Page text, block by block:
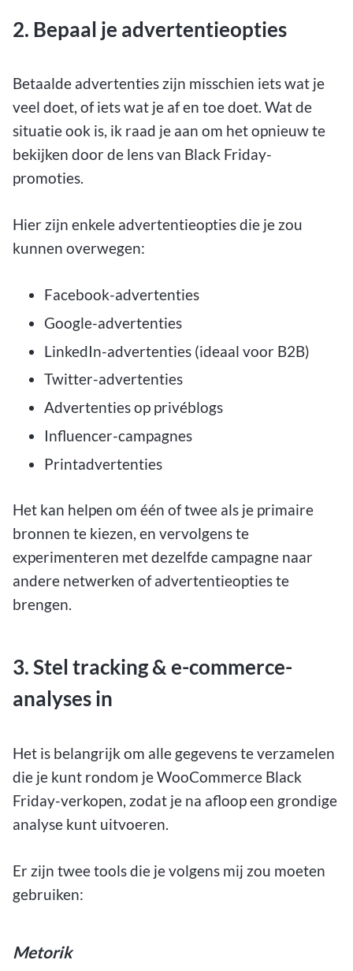
2. Bepaal je advertentieopties
Betaalde advertenties zijn misschien iets wat je
veel doet, of iets wat je af en toe doet. Wat de
situatie ook is, ik raad je aan om het opnieuw te
bekijken door de lens van Black Friday-
promoties.
Hier zijn enkele advertentieopties die je zou
kunnen overwegen:
Facebook-advertenties
Google-advertenties
LinkedIn-advertenties (ideaal voor B2B)
Twitter-advertenties
Advertenties op privéblogs
Influencer-campagnes
Printadvertenties
Het kan helpen om één of twee als je primaire
bronnen te kiezen, en vervolgens te
experimenteren met dezelfde campagne naar
andere netwerken of advertentieopties te
brengen.
3. Stel tracking & e-commerce-
analyses in
Het is belangrijk om alle gegevens te verzamelen
die je kunt rondom je WooCommerce Black
Friday-verkopen, zodat je na afloop een grondige
analyse kunt uitvoeren.
Er zijn twee tools die je volgens mij zou moeten
gebruiken:
Metorik